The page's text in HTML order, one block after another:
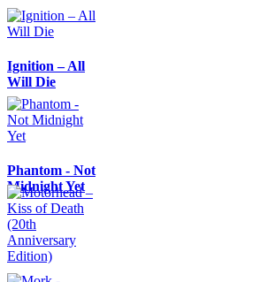
Ignition – All
Will Die
Phantom - Not
Midnight Yet